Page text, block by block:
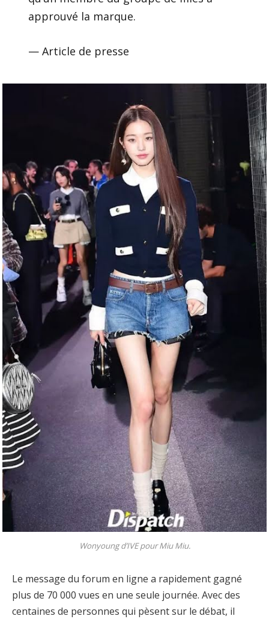
approuvé la marque.
— Article de presse
Wonyoung d’IVE pour Miu Miu.
Le message du forum en ligne a rapidement gagné
plus de 70 000 vues en une seule journée. Avec des
centaines de personnes qui pèsent sur le débat, il